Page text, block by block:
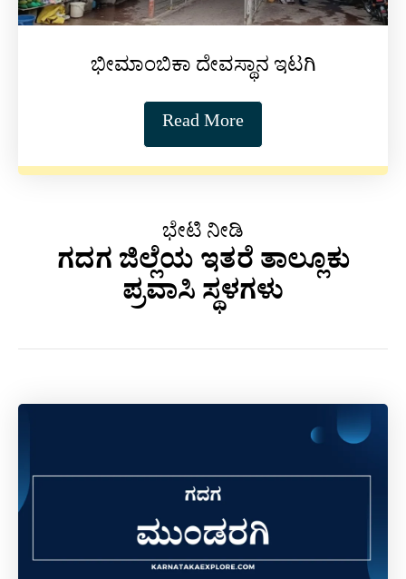
ಭೀಮಾಂಬಿಕಾ ದೇವಸ್ಥಾನ ಇಟಗಿ
Read More
ಭೇಟಿ ನೀಡಿ
ಗದಗ ಜಿಲ್ಲೆಯ ಇತರೆ ತಾಲ್ಲೂಕು
ಪ್ರವಾಸಿ ಸ್ಥಳಗಳು